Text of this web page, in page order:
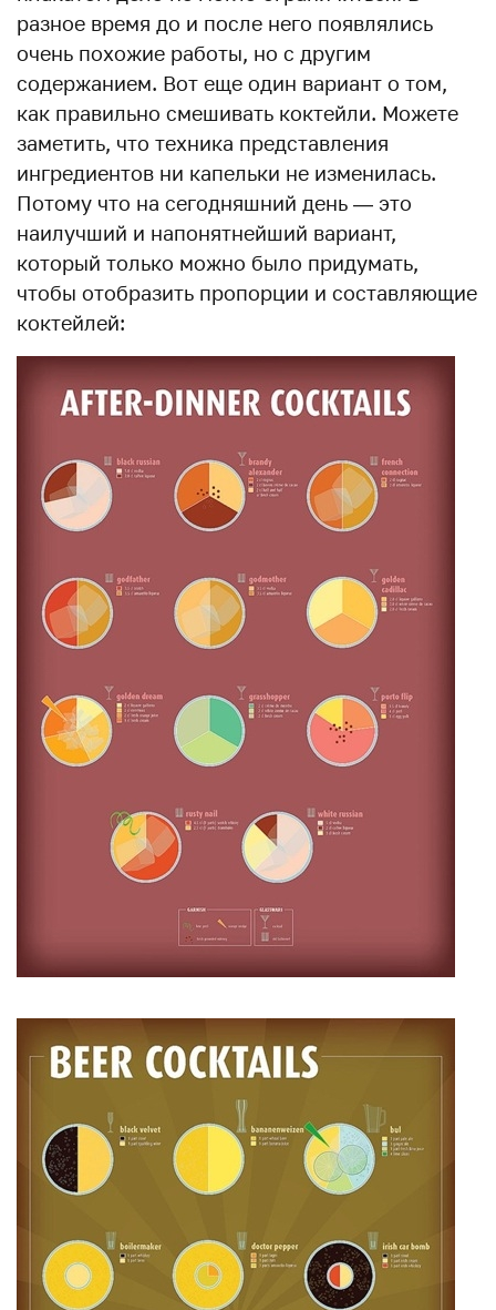
разное время до и после него появлялись
очень похожие работы, но с другим
содержанием. Вот еще один вариант о том,
как правильно смешивать коктейли. Можете
заметить, что техника представления
ингредиентов ни капельки не изменилась.
Потому что на сегодняшний день — это
наилучший и напонятнейший вариант,
который только можно было придумать,
чтобы отобразить пропорции и составляющие
коктейлей: